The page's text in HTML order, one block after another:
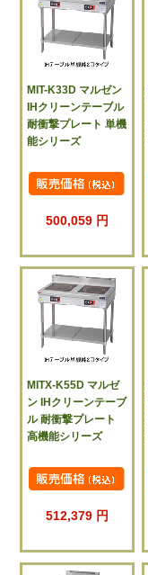
MIT-K33D マルゼン
IHクリーンテーブル
耐衝撃プレート 単機
能シリーズ
500,059 円
MITX-K55D マルゼ
ン IHクリーンテーブ
ル 耐衝撃プレート
高機能シリーズ
512,379 円